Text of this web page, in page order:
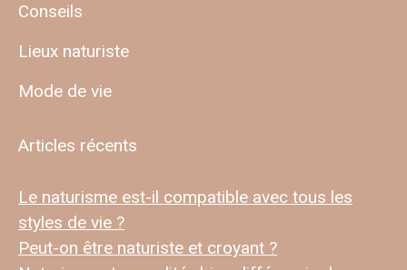
Conseils
Lieux naturiste
Mode de vie
Articles récents
Le naturisme est-il compatible avec tous les
styles de vie ?
Peut-on être naturiste et croyant ?